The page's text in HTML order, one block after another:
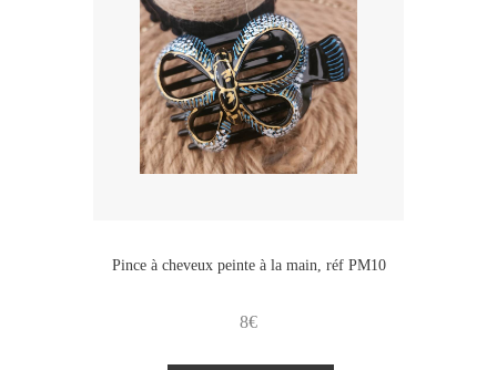
Pince à cheveux peinte à la main, réf PM10
8€